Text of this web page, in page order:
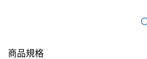
商品規格